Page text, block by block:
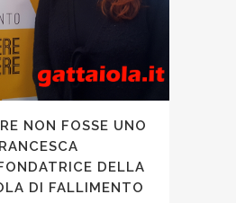
NON FOSSE UNO
DELLA
DI FALLIMENTO